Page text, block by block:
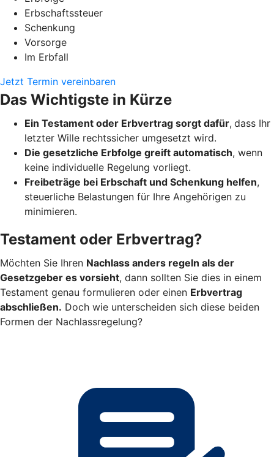
Erbschaftssteuer
Schenkung
Vorsorge
Im Erbfall
Jetzt Termin vereinbaren
Das Wichtigste in Kürze
Ein Testament oder Erbvertrag sorgt dafür, dass Ihr
letzter Wille rechtssicher umgesetzt wird.
Die gesetzliche Erbfolge greift automatisch, wenn
keine individuelle Regelung vorliegt.
Freibeträge bei Erbschaft und Schenkung helfen,
steuerliche Belastungen für Ihre Angehörigen zu
minimieren.
Testament oder Erbvertrag?
Möchten Sie Ihren Nachlass anders regeln als der
Gesetzgeber es vorsieht, dann sollten Sie dies in einem
Testament genau formulieren oder einen Erbvertrag
abschließen. Doch wie unterscheiden sich diese beiden
Formen der Nachlassregelung?